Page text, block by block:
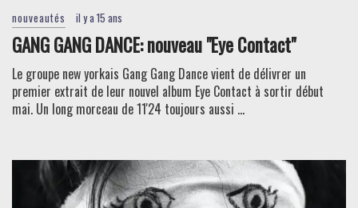
nouveautés il y a 15 ans
GANG GANG DANCE: nouveau "Eye Contact"
Le groupe new yorkais Gang Gang Dance vient de délivrer un
premier extrait de leur nouvel album Eye Contact à sortir début
mai. Un long morceau de 11'24 toujours aussi ...